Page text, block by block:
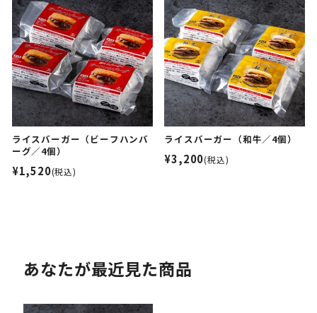
ライスバーガー（ビーフハンバ
ーグ／4個）
¥1,520(税込)
ライスバーガー（和牛／4個）
¥3,200(税込)
あなたが最近見た商品